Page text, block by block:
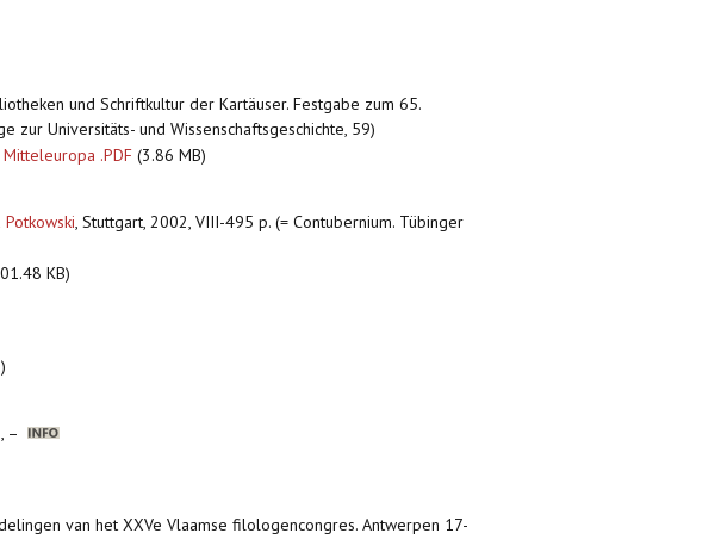
und Schriftkultur der Kartäuser. Festgabe zum 65.
zur Universitäts- und Wissenschaftsgeschichte, 59)
.PDF (3.86 MB)
, Stuttgart, 2002, VIII-495 p. (= Contubernium. Tübinger
KB)
–
van het XXVe Vlaamse filologencongres. Antwerpen 17-